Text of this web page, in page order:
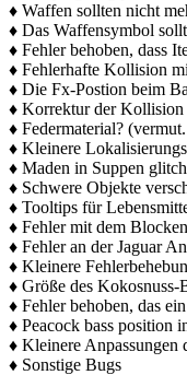
♦ Waffen sollten nicht
♦ Das Waffensymbol
♦ Fehler behoben, dass
♦ Fehlerhafte Kollision
♦ Die Fx-Postion beim
♦ Korrektur der Kollision
♦ Federmaterial?
♦ Kleinere
♦ Maden in Suppen
♦ Schwere Objekte
♦ Tooltips für
♦ Fehler mit dem
♦ Fehler an der Jaguar
♦ Kleinere
♦ Größe des Kokosnuss-
♦ Fehler behoben, das
♦ Peacock bass position
♦ Kleinere Anpassungen
♦ Sonstige Bugs